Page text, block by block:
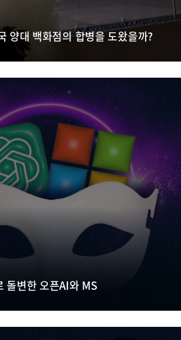
양대 백화점의 합병을 도왔을까?
돌변한 오픈AI와 MS